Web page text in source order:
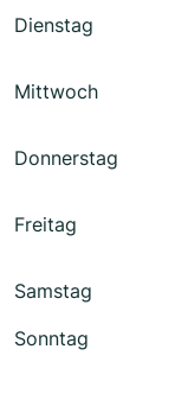
Dienstag
Mittwoch
Donnerstag
Freitag
Samstag
Sonntag